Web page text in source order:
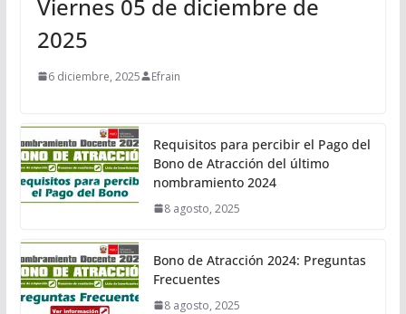
Viernes 05 de diciembre de
2025
6 diciembre, 2025 Efrain
Requisitos para percibir el Pago del
Bono de Atracción del último
nombramiento 2024
8 agosto, 2025
Bono de Atracción 2024: Preguntas
Frecuentes
8 agosto, 2025